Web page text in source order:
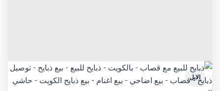
الابل